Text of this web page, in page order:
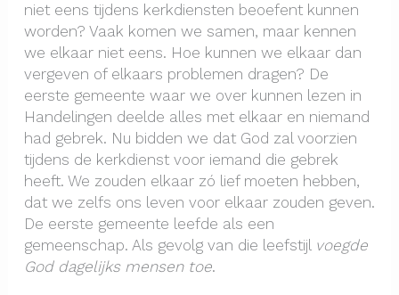
niet eens tijdens kerkdiensten beoefent kunnen
worden? Vaak komen we samen, maar kennen
we elkaar niet eens. Hoe kunnen we elkaar dan
vergeven of elkaars problemen dragen? De
eerste gemeente waar we over kunnen lezen in
Handelingen deelde alles met elkaar en niemand
had gebrek. Nu bidden we dat God zal voorzien
tijdens de kerkdienst voor iemand die gebrek
heeft. We zouden elkaar zó lief moeten hebben,
dat we zelfs ons leven voor elkaar zouden geven.
De eerste gemeente leefde als een
gemeenschap. Als gevolg van die leefstijl voegde
God dagelijks mensen toe.